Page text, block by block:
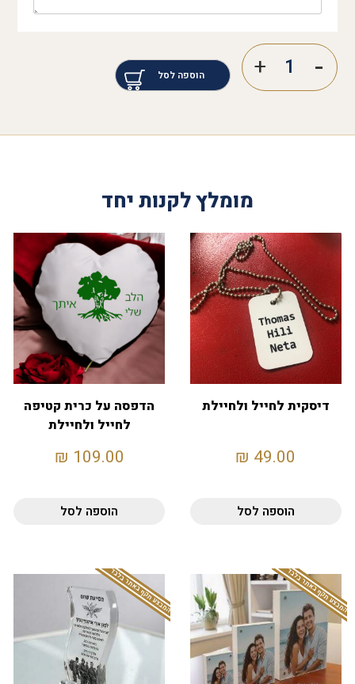
הוספה לסל
מומלץ לקנות יחד
דיסקית לחייל ולחיילת
49.00
₪
הוספה לסל
הדפסה על כרית קטיפה
לחייל ולחיילת
109.00
₪
הוספה לסל
המבצע תקף באתר בלבד המבצע תקף באתר בלבד